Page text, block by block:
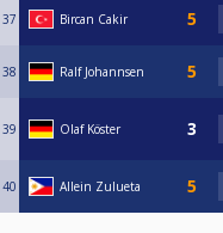
37 Bircan Cakir
38 Ralf Johannsen
39 Olaf Köster
40 Allein Zulueta